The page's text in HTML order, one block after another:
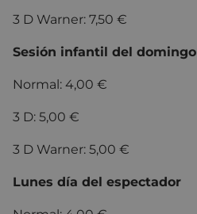
3 D Warner: 7,50 €
Sesión infantil del domingo
Normal: 4,00 €
3 D: 5,00 €
3 D Warner: 5,00 €
Lunes día del espectador